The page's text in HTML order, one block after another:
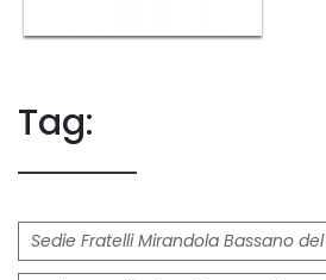
Tag:
Sedie Fratelli Mirandola Bassano